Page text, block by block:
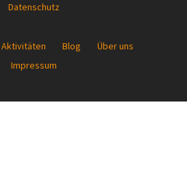
Datenschutz
Aktivitäten Blog
Über uns
Impressum